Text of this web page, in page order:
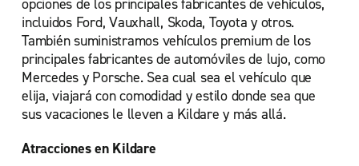
opciones de los principales fabricantes de vehículos,
incluidos Ford, Vauxhall, Skoda, Toyota y otros.
También suministramos vehículos premium de los
principales fabricantes de automóviles de lujo, como
Mercedes y Porsche. Sea cual sea el vehículo que
elija, viajará con comodidad y estilo donde sea que
sus vacaciones le lleven a Kildare y más allá.
Atracciones en Kildare